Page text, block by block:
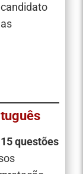
questões